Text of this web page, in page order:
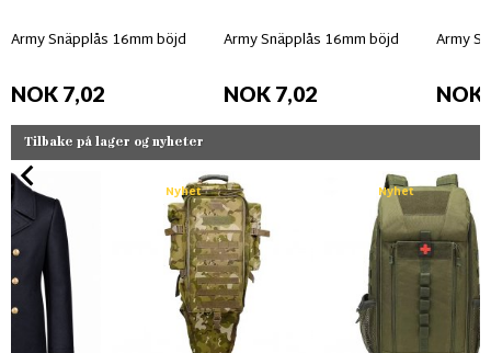
Army Snäpplås 16mm böjd
NOK 7,02
Army Snäpplås 16mm böjd
NOK 7,02
Army
NOK
Tilbake på lager og nyheter
Nyhet Nyhet